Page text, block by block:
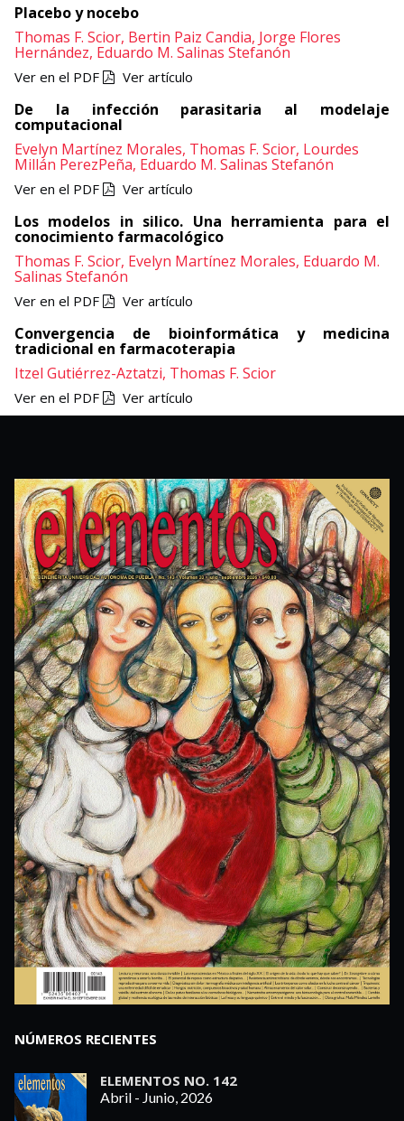
Placebo y nocebo
Thomas F. Scior, Bertin Paiz Candia, Jorge Flores
Hernández, Eduardo M. Salinas Stefanón
Ver en el PDF Ver artículo
De la infección parasitaria al modelaje
computacional
Evelyn Martínez Morales, Thomas F. Scior, Lourdes
Millán PerezPeña, Eduardo M. Salinas Stefanón
Ver en el PDF Ver artículo
Los modelos in silico. Una herramienta para el
conocimiento farmacológico
Thomas F. Scior, Evelyn Martínez Morales, Eduardo M.
Salinas Stefanón
Ver en el PDF Ver artículo
Convergencia de bioinformática y medicina
tradicional en farmacoterapia
Itzel Gutiérrez-Aztatzi, Thomas F. Scior
Ver en el PDF Ver artículo
NÚMEROS RECIENTES
ELEMENTOS NO. 142
Abril - Junio, 2026